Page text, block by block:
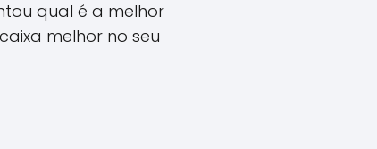
qual é a melhor
melhor no seu